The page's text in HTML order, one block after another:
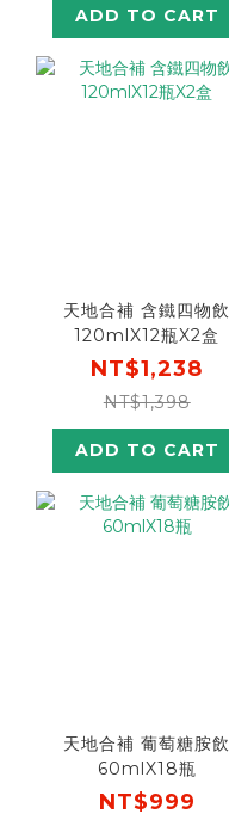
ADD TO CART
天地合補 含鐵四物飲
120mlX12瓶X2盒
NT$1,238
NT$1,398
ADD TO CART
天地合補 葡萄糖胺飲
60mlX18瓶
NT$999